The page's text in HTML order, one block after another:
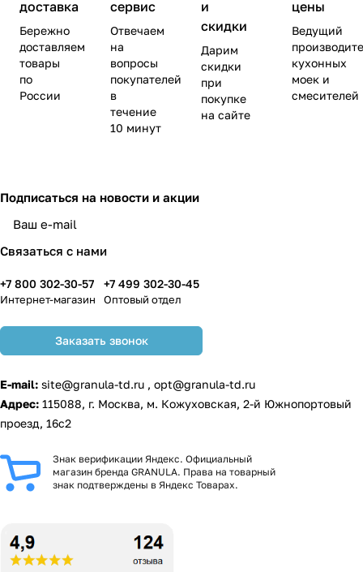
доставка
Бережно
доставляем
товары
по
России
сервис
Отвечаем
на
вопросы
покупателей
в
течение
10 минут
и
скидки
Дарим
скидки
при
покупке
на сайте
цены
Ведущий
кухонных
моек и
смесителей
Подписаться на новости и акции
Связаться с нами
+7 800 302-30-57
Интернет-магазин
+7 499 302-30-45
Оптовый отдел
Заказать звонок
E-mail: site@granula-td.ru , opt@granula-td.ru
Адрес: 115088, г. Москва, м. Кожуховская, 2-й Южнопортовый
проезд, 16с2
Знак верификации Яндекс. Официальный
магазин бренда GRANULA. Права на товарный
знак подтверждены в Яндекс Товарах.